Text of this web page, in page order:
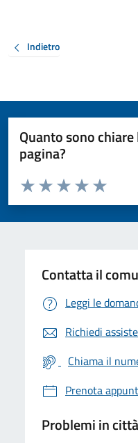
Indietro
Quanto sono
pagina?
Valuta da 1 a 5 stelle la pagina
Valuta 5
Valuta 4
Valuta 3 stelle
Valuta 2 stelle su 5
Valuta 1 stelle su 5
Contatta il
Leggi le
Richiedi
Chiama il
Prenota
Problemi in città